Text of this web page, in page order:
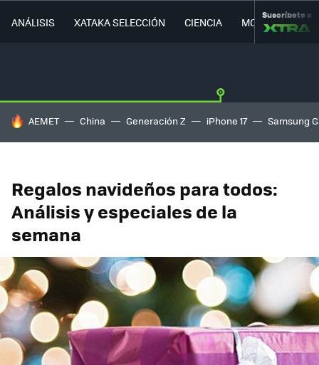
ANÁLISIS XATAKA SELECCIÓN CIENCIA MOVILIDAD
Suscríbete a
HOY SE HABLA DE
AEMET China Generación Z iPhone 17 Samsung
Regalos navideños para todos:
Análisis y especiales de la
semana